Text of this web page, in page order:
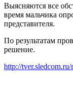
Выясняются все
время мальчика
представителя.
По результатам
решение.
http://